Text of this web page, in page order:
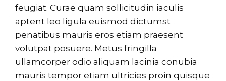
feugiat. Curae quam sollicitudin iaculis
aptent leo ligula euismod dictumst
penatibus mauris eros etiam praesent
volutpat posuere. Metus fringilla
ullamcorper odio aliquam lacinia conubia
mauris tempor etiam ultricies proin quisque